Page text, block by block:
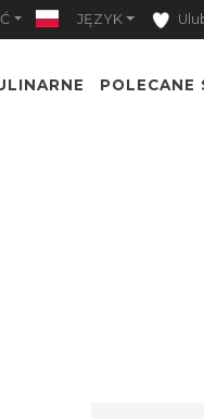
JĘZYK
POLECANE